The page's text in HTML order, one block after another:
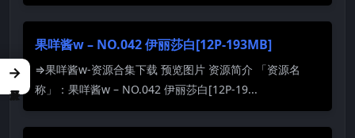
果咩酱w – NO.042 伊丽莎白[12P-193MB]
⇒果咩酱w-资源合集下载 预览图片 资源简介 「资源名
称」：果咩酱w – NO.042 伊丽莎白[12P-19...
→